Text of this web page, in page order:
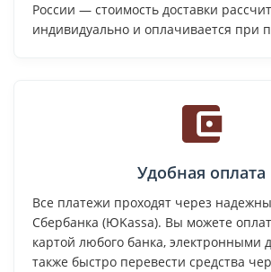
России — стоимость доставки
индивидуально и оплачивается при
Удобная оплата
Все платежи проходят через
Сбербанка (ЮKassa). Вы можете
картой любого банка, электронными
также быстро перевести средства